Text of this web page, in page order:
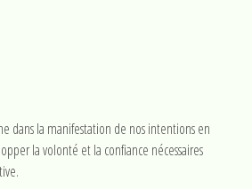
dans la manifestation de nos intentions en
la volonté et la confiance nécessaires